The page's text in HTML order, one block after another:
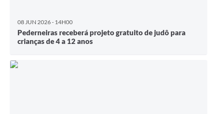
08 JUN 2026 - 14H00
Pederneiras receberá projeto gratuito de judô para
crianças de 4 a 12 anos